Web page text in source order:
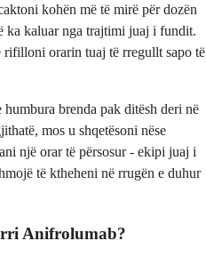
kohën më të mirë për dozën
ka kaluar nga trajtimi juaj i fundit.
rifilloni orarin tuaj të rregullt sapo të
brenda pak ditësh deri në
mos u shqetësoni nëse
një orar të përsosur - ekipi juaj i
të ktheheni në rrugën e duhur
Anifrolumab?